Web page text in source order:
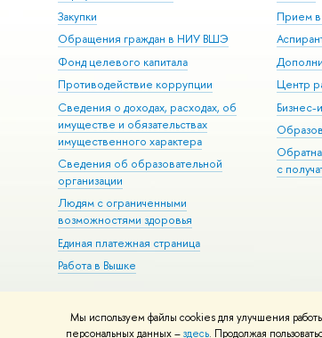
Мы используем файлы cookies для улучшения
персональных данных –здесь. Продолжая
Закупки
Обращения граждан в НИУ ВШЭ
Фонд целевого капитала
Противодействие коррупции
Сведения о доходах, расходах, об
имуществе и обязательствах
имущественного характера
Сведения об образовательной
организации
Людям с ограниченными
возможностями здоровья
Единая платежная страница
Работа в Вышке
Прием в
Центр
с
© НИУ ВШЭ 1993–2026 Адреса и контакты